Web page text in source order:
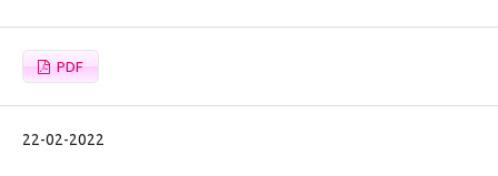
PDF
22-02-2022